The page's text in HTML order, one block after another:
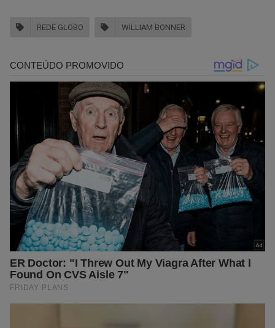
REDE GLOBO WILLIAM BONNER